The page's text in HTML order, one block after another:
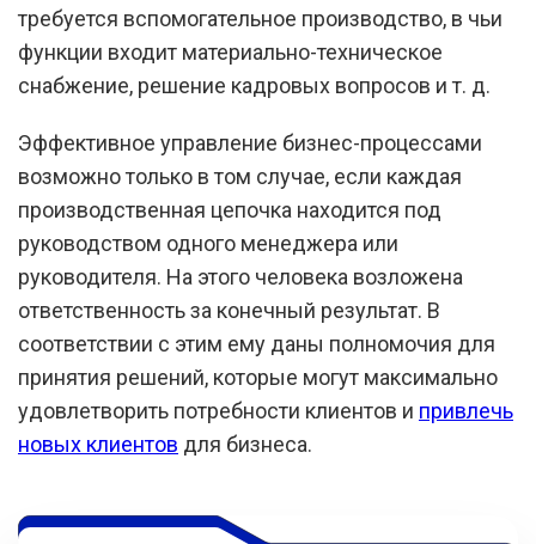
требуется вспомогательное производство, в чьи
функции входит материально-техническое
снабжение, решение кадровых вопросов и т. д.
Эффективное управление бизнес-процессами
возможно только в том случае, если каждая
производственная цепочка находится под
руководством одного менеджера или
руководителя. На этого человека возложена
ответственность за конечный результат. В
соответствии с этим ему даны полномочия для
принятия решений, которые могут максимально
удовлетворить потребности клиентов и привлечь
новых клиентов для бизнеса.